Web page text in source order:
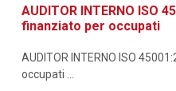
AUDITOR INTERNO ISO
finanziato per occupati
AUDITOR INTERNO ISO
occupati ...